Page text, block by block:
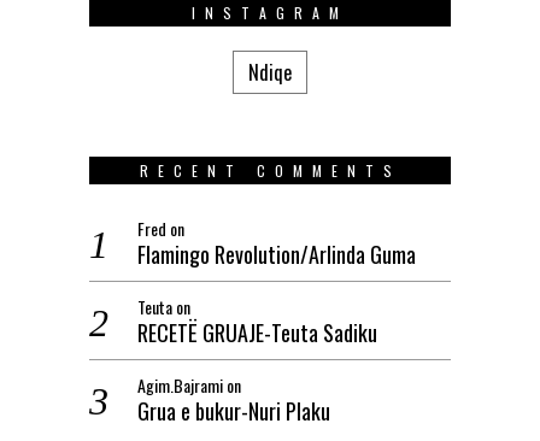
INSTAGRAM
Ndiqe
RECENT COMMENTS
Fred on
Flamingo Revolution/Arlinda Guma
Teutaon
RECETË GRUAJE-Teuta Sadiku
Agim.Bajramion
Grua e bukur-Nuri Plaku